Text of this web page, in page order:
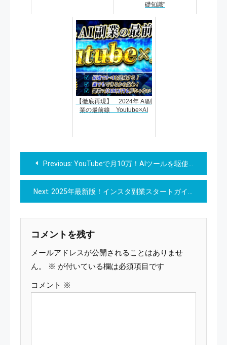
礎知識"
【徹底再現】 2024年 AI副
業の最前線 Youtube×AI
投
稿
ナ
ビ
ゲ
ー
シ
Previous: YouTubeで月10万！AIツールを駆使したヒーリング動画制作ガイドブック
Next: 2025年最新版！インスタ副業スタートガイド【知識も経験もゼロから始める インスタ副業完全攻略法】
コメントを残す
メールアドレスが公開されることはありませ
ん。
※ が付いている欄は必須項目です
コメント ※